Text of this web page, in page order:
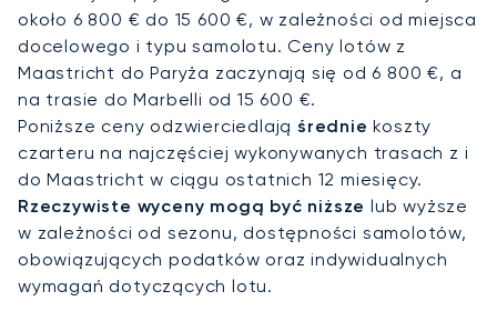
Dzięki dwudziestoletniemu doświadczeniu
LunaJets gwarantuje bezpieczeństwo
potwierdzone certyfikatem Argus®,
transparentne ceny oraz elastyczne rozwiązania,
którym zaufano na całym świecie. W Maastricht
oznacza to możliwość rezerwacji lotów w trakcie
targów TEFAF i innych kluczowych wydarzeń
kulturalnych, organizację bezproblemowych
transferów przez malownicze krajobrazy Limburgii
oraz sprawne połączenia z kluczowymi miastami w
krajach Beneluksu i Niemczech.
około 6 800 € do 15 600 €, w zależności od miejsca
docelowego i typu samolotu. Ceny lotów z
Maastricht do Paryża zaczynają się od 6 800 €, a
na trasie do Marbelli od 15 600 €.
Poniższe ceny odzwierciedlają średnie koszty
czarteru na najczęściej wykonywanych trasach z i
do Maastricht w ciągu ostatnich 12 miesięcy.
Rzeczywiste wyceny mogą być niższe lub wyższe
w zależności od sezonu, dostępności samolotów,
obowiązujących podatków oraz indywidualnych
wymagań dotyczących lotu.